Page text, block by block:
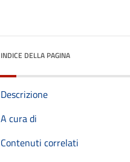
INDICE DELLA PAGINA
Descrizione
A cura di
Contenuti correlati